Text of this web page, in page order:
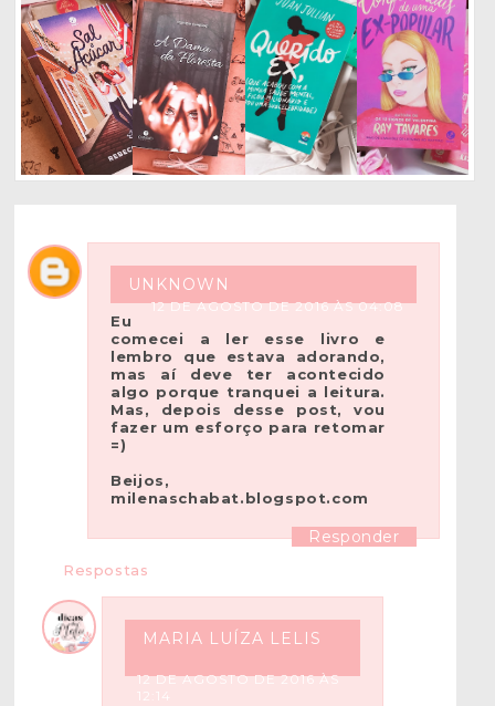
UNKNOWN
12 DE AGOSTO DE 2016 ÀS 04:08
Eu
comecei a ler esse livro e
lembro que estava adorando,
mas aí deve ter acontecido
algo porque tranquei a leitura.
Mas, depois desse post, vou
fazer um esforço para retomar
=)
Beijos,
milenaschabat.blogspot.com
Responder
Respostas
MARIA LUÍZA LELIS
12 DE AGOSTO DE 2016 ÀS
12:14